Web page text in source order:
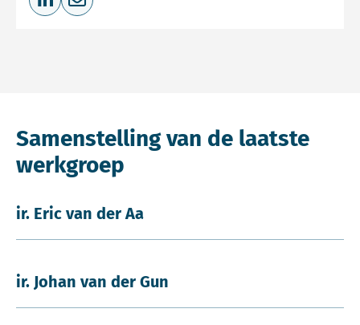
Deel op LinkedIn
Deel via e-mail
Samenstelling van de laatste
werkgroep
ir. Eric van der Aa
ir. Johan van der Gun